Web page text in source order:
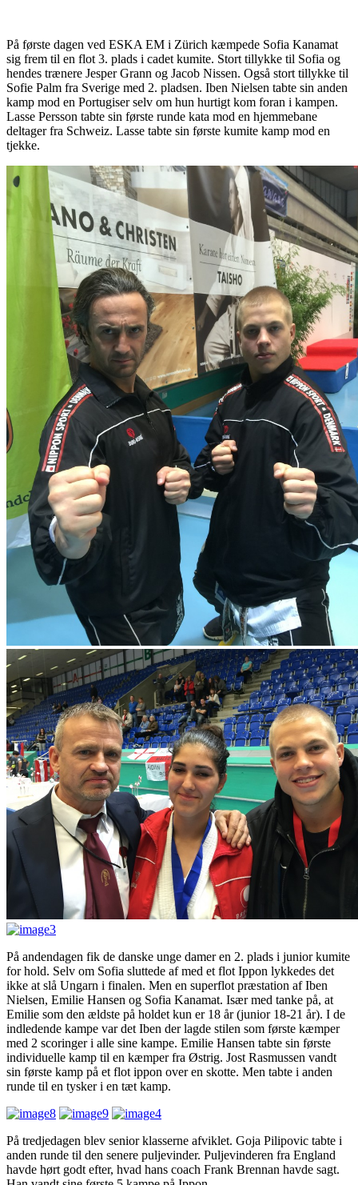
På første dagen ved ESKA EM i Zürich kæmpede Sofia Kanamat
sig frem til en flot 3. plads i cadet kumite. Stort tillykke til Sofia og
hendes trænere Jesper Grann og Jacob Nissen. Også stort tillykke til
Sofie Palm fra Sverige med 2. pladsen. Iben Nielsen tabte sin anden
kamp mod en Portugiser selv om hun hurtigt kom foran i kampen.
Lasse Persson tabte sin første runde kata mod en hjemmebane
deltager fra Schweiz. Lasse tabte sin første kumite kamp mod en
tjekke.
På andendagen fik de danske unge damer en 2. plads i junior kumite
for hold. Selv om Sofia sluttede af med et flot Ippon lykkedes det
ikke at slå Ungarn i finalen. Men en superflot præstation af Iben
Nielsen, Emilie Hansen og Sofia Kanamat. Især med tanke på, at
Emilie som den ældste på holdet kun er 18 år (junior 18-21 år). I de
indledende kampe var det Iben der lagde stilen som første kæmper
med 2 scoringer i alle sine kampe. Emilie Hansen tabte sin første
individuelle kamp til en kæmper fra Østrig. Jost Rasmussen vandt
sin første kamp på et flot ippon over en skotte. Men tabte i anden
runde til en tysker i en tæt kamp.
På tredjedagen blev senior klasserne afviklet. Goja Pilipovic tabte i
anden runde til den senere puljevinder. Puljevinderen fra England
havde hørt godt efter, hvad hans coach Frank Brennan havde sagt.